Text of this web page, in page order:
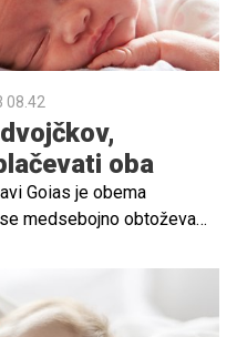
08.42
oba
Goias je obema
medsebojno obtoževala
ki sta skušala
da bi zakrila svojo
agencija AFP.